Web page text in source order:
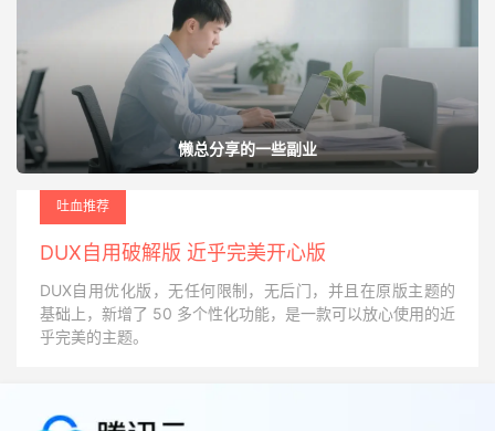
懒总分享的一些副业
吐血推荐
DUX自用破解版 近乎完美开心版
DUX自用优化版，无任何限制，无后门，并且在原版主题的
基础上，新增了 50 多个性化功能，是一款可以放心使用的近
乎完美的主题。